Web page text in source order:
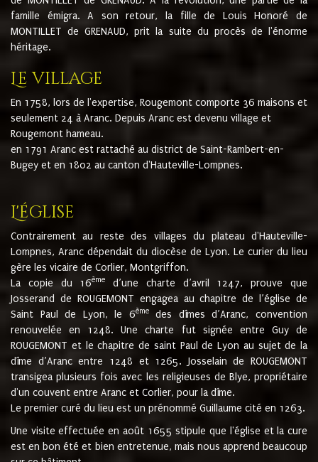
famille émigra. A son retour, la fille de Louis Honoré de
MONTILLET de GRENAUD, prit la suite du procès de l'énorme
héritage.
Le village
En 1758, lors de l'expertise, Rougemont comporte 36 maisons et
seulement 24 à Aranc. Depuis Aranc est devenu village et
Rougemont hameau.
en 1791 Aranc est rattaché au district de Saint-Rambert-en-
Bugey et en 1802 au canton d'Hauteville-Lompnes.
L'église
Contrairement au reste des villages du plateau d'Hauteville-
Lompnes, Aranc dépendait du diocèse de Lyon. Le curier du lieu
gère les vicaire de Corlier, Montgriffon.
La copie du 16ème
d’une charte d’avril 1247, prouve que
Josserand de ROUGEMONT engagea au chapitre de l’église de
Saint Paul de Lyon, le 6èmedes dîmes d’Aranc, convention
renouvelée en 1248. Une charte fut signée entre Guy de
ROUGEMONT et le chapitre de saint Paul de Lyon au sujet de la
dîme d’Aranc entre 1248 et 1265. Josselain de ROUGEMONT
transigea plusieurs fois avec les religieuses de Blye, propriétaire
d'un couvent entre Aranc et Corlier, pour la dîme.
Le premier curé du lieu est un prénommé Guillaume cité en 1263.
Une visite effectuée en août 1655 stipule que l'église et la cure
est en bon été et bien entretenue, mais nous apprend beaucoup